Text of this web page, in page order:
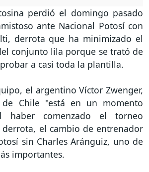
perdió el domingo pasado
ante Nacional Potosí con
derrota que ha minimizado el
conjunto lila porque se trató de
a casi toda la plantilla.
el argentino Víctor Zwenger,
Chile "está en un momento
haber comenzado el torneo
el cambio de entrenador
sin Charles Aránguiz, uno de
importantes.